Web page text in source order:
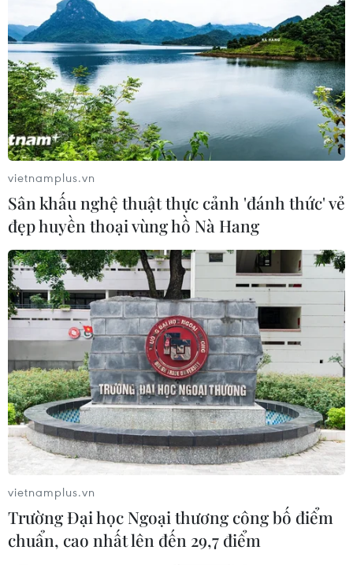
Món ngon vùng miền
Huế được vinh danh điểm đến ẩm thực truyền
thống độc đáo nhất châu Á
Quảng bá thương hiệu bún bò Huế trong
chương trình Huế - Kinh đô ẩm thực 2026
Cốm dẹp - thức quà dẻo thơm giữ hồn văn hóa
dân tộc Khmer
Cách làm bánh trôi, bánh chay đơn giản, đẹp
mắt cho ngày Tết Hàn thực
Ẩm thực gia tăng sức hấp dẫn cho
Năm Du lịch Quốc gia tại Gia Lai
TIN LIÊN QUAN
vietnamplus.vn
Sân khấu nghệ thuật thực cảnh 'đánh thức' vẻ
đẹp huyền thoại vùng hồ Nà Hang
vietnamplus.vn
Trường Đại học Ngoại thương công bố điểm
chuẩn, cao nhất lên đến 29,7 điểm